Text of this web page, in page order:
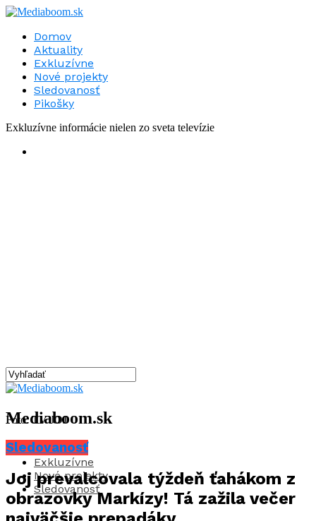
Domov
Aktuality
Exkluzívne
Nové projekty
Sledovanosť
Pikošky
Exkluzívne informácie nielen zo sveta televízie
Mediaboom.sk
Aktuality
Exkluzívne
Nové projekty
Sledovanosť
Foto: TV JOJ
Sledovanosť
Joj prevalcovala týždeň ťahákom z
obrazovky Markízy! Tá zažila večer